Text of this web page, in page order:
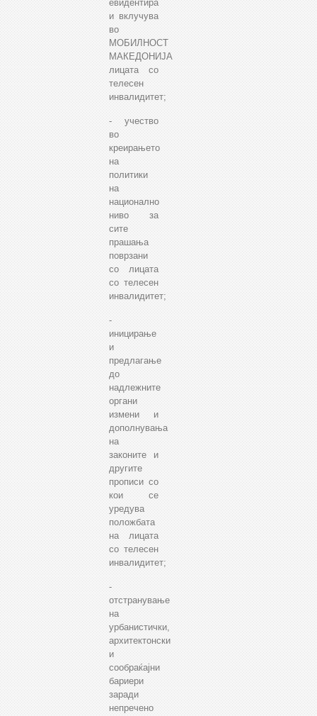
евидентира
и вклучува
во
МОБИЛНОСТ
МАКЕДОНИЈА
лицата со
телесен
инвалидитет;
- учество
во
креирањето
на
политики
на
национално
ниво за
сите
прашања
поврзани
со лицата
со телесен
инвалидитет;
-
иницирање
и
предлагање
до
надлежните
органи
измени и
дополнувања
на
законите и
другите
прописи со
кои се
уредува
положбата
на лицата
со телесен
инвалидитет;
-
отстранување
на
урбанистички,
архитектонски
и
сообраќајни
бариери
заради
непречено